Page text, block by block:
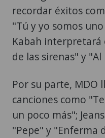
recordar éxitos
"Tú y yo somos
Kabah interpretará
de las sirenas" y "Al
Por su parte, MDO
canciones como
un poco más";
"Pepe" y "Enferma